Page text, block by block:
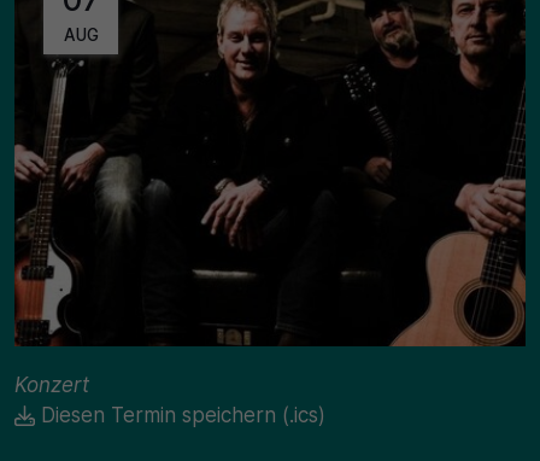
AUG
Konzert
Diesen Termin speichern (.ics)